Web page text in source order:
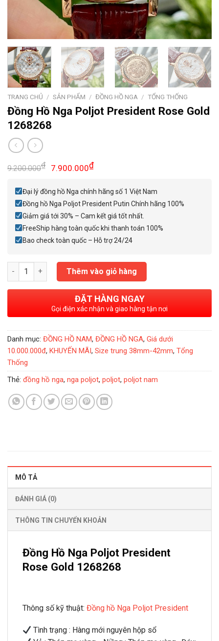
TRANG CHỦ / SẢN PHẨM / ĐỒNG HỒ NGA / TỔNG THỐNG
Đồng Hồ Nga Poljot President Rose Gold
1268268
9.200.000₫
Giá
là:
9.200.000₫.
7.900.000₫Giá
tại
là:
7.900.000₫.
Đại lý đồng hồ Nga chính hãng số 1 Việt Nam
Đồng hồ Nga Poljot President Putin Chính hãng 100%
Giảm giá tới 30% – Cam kết giá tốt nhất.
FreeShip hàng toàn quốc khi thanh toán 100%
Bao check toàn quốc – Hỗ trợ 24/24
Đồng Hồ Nga Poljot President Rose Gold 1268268 số lượng
Thêm vào giỏ hàng
ĐẶT HÀNG NGAY
Gọi điện xác nhận và giao hàng tận nơi
Danh mục: ĐỒNG HỒ NAM, ĐỒNG HỒ NGA, Giá dưới
10.000.000đ, KHUYẾN MÃI, Size trung 38mm-42mm, Tổng
Thống
Thẻ: đồng hồ nga, nga poljot, poljot, poljot nam
MÔ TẢ
ĐÁNH GIÁ (0)
THÔNG TIN CHUYỂN KHOẢN
Đồng Hồ Nga Poljot President
Rose Gold 1268268
Thông số kỹ thuật: Đồng hồ Nga Poljot President
Tình trạng : Hàng mới nguyên hộp sổ